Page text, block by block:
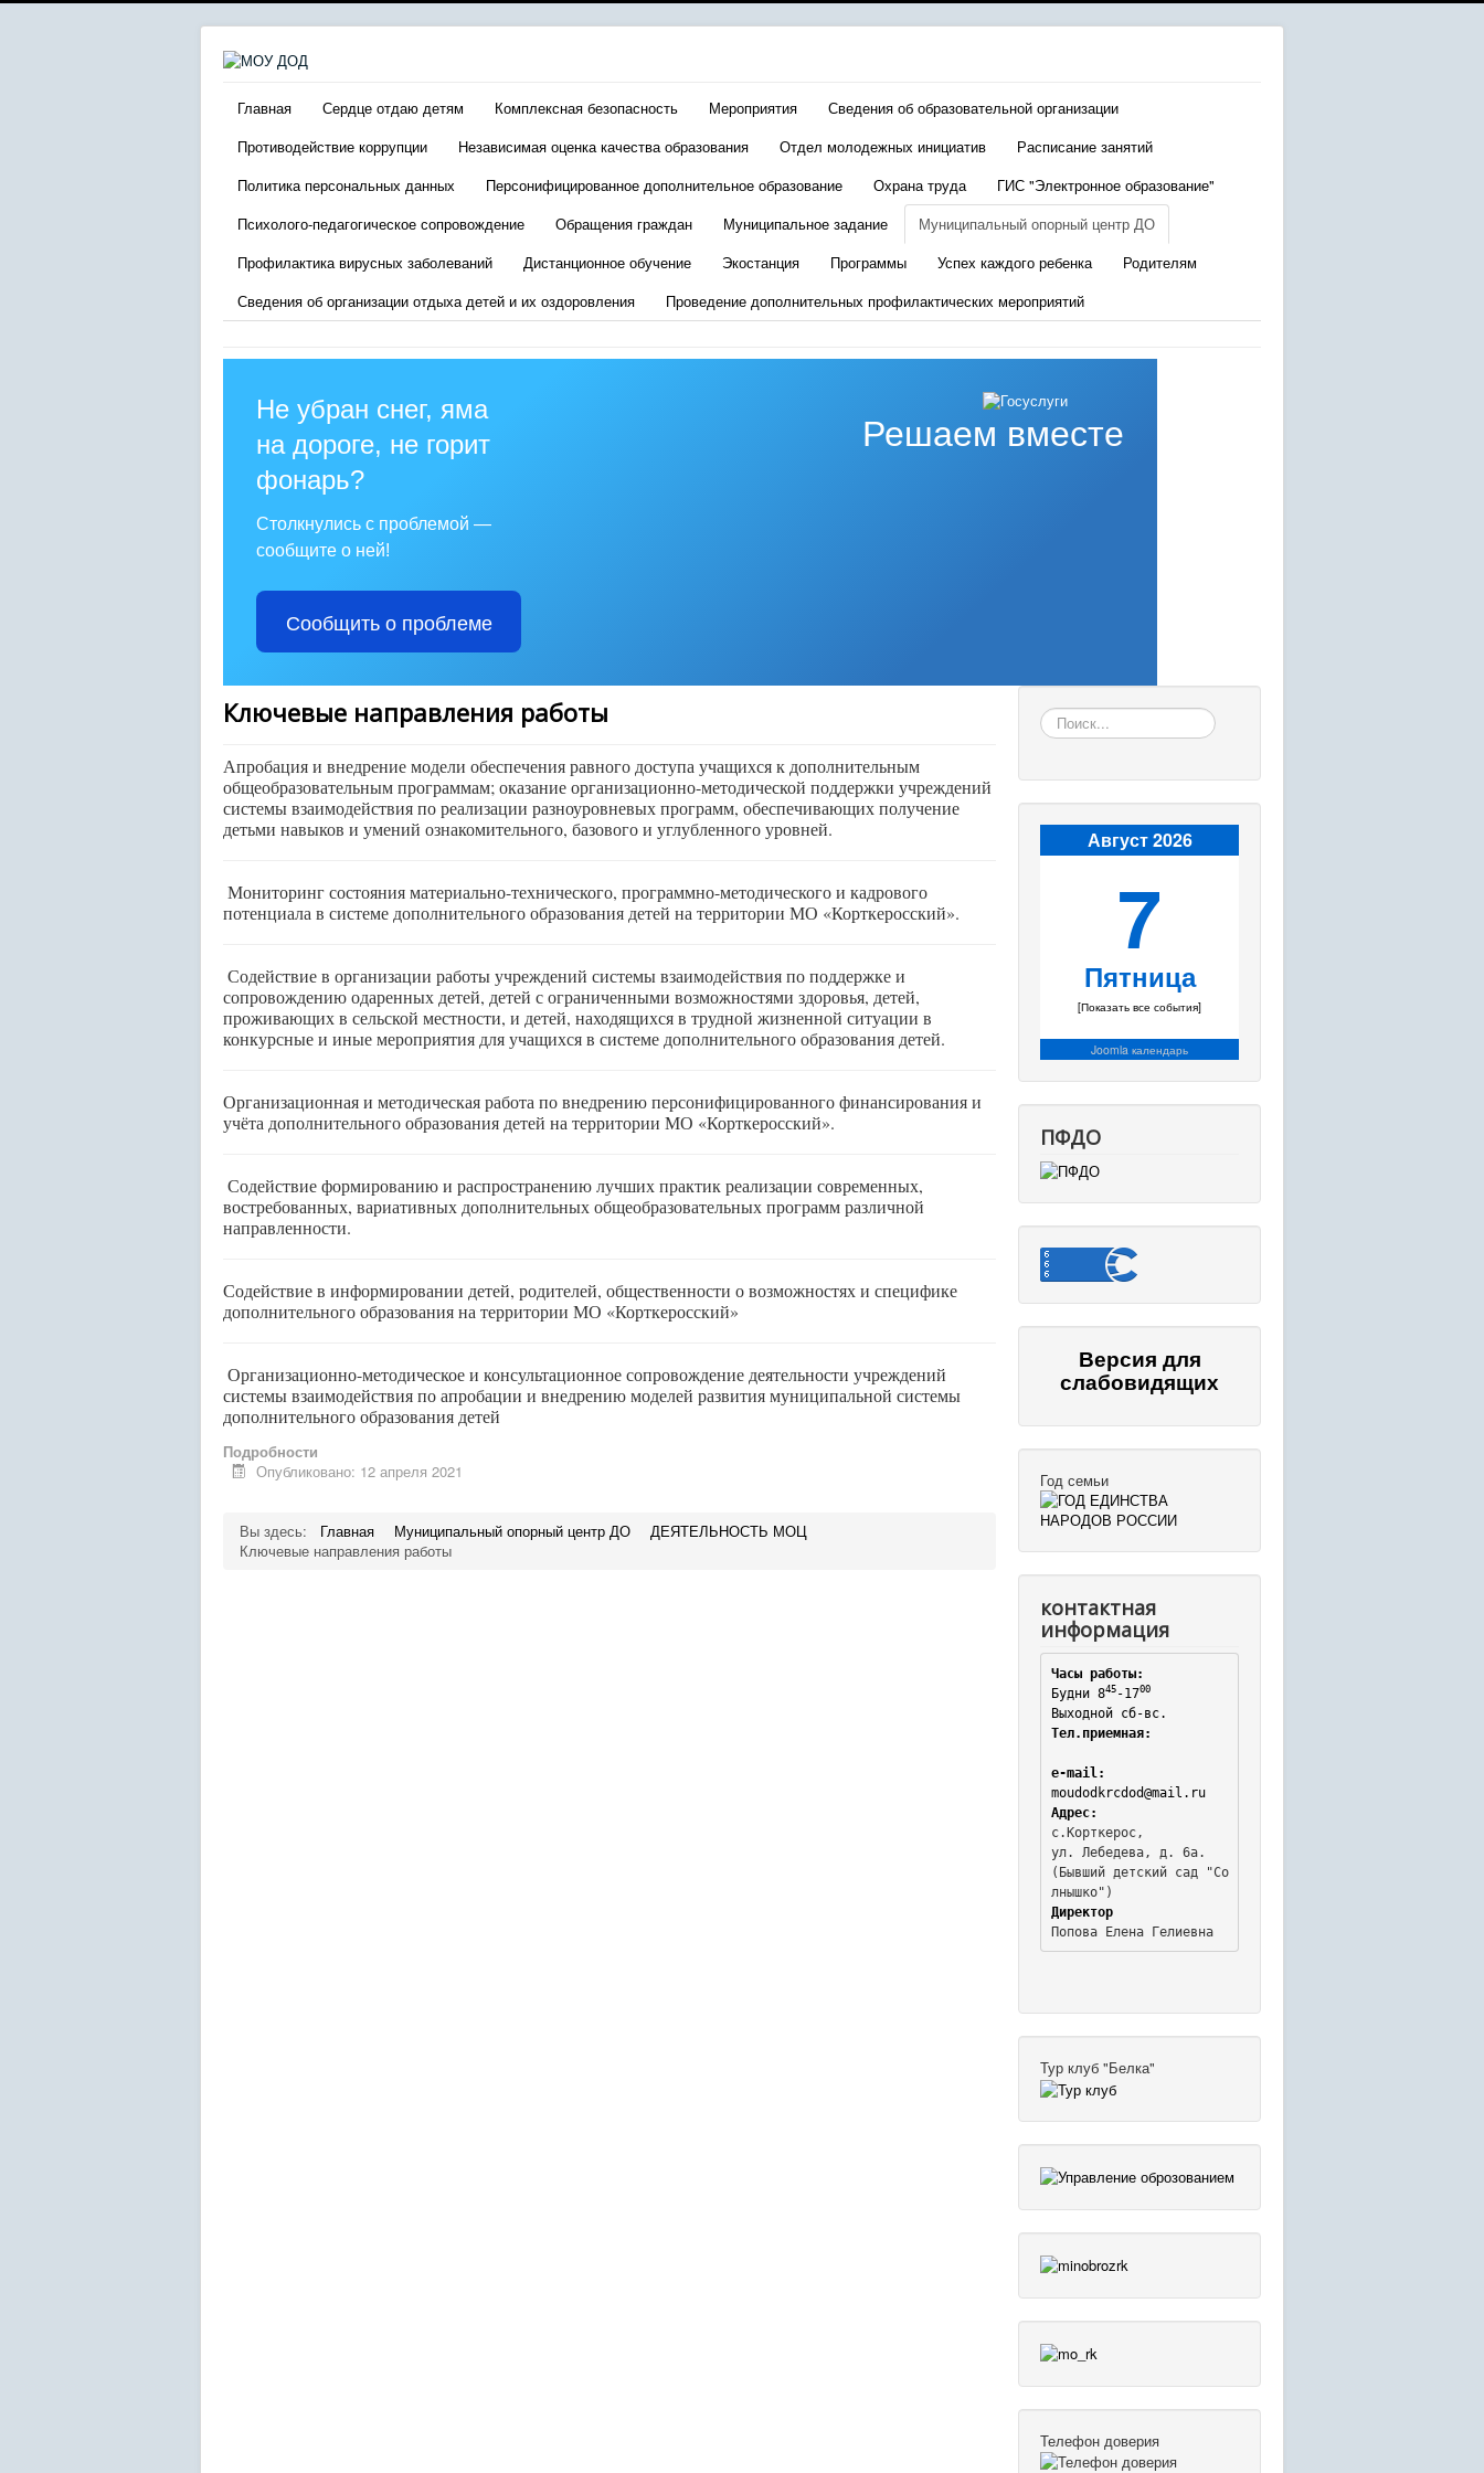
Главная Сердце отдаю детям Комплексная безопасность Мероприятия
Сведения об образовательной организации
Противодействие коррупции
Независимая оценка качества образования Отдел молодежных инициатив
Расписание занятий
Политика персональных данных
Персонифицированное дополнительное образование Охрана труда
ГИС "Электронное образование"
Психолого-педагогическое сопровождение
Обращения граждан Муниципальное задание
Муниципальный опорный центр ДО
Профилактика вирусных заболеваний
Дистанционное обучение Экостанция Программы Успех каждого ребенка
Родителям
Сведения об организации отдыха детей и их оздоровления
Проведение дополнительных профилактических мероприятий
Решаем вместе
Не убран снег, яма
на дороге, не горит
фонарь?
Столкнулись с проблемой —
сообщите о ней!
Сообщить о проблеме
Ключевые направления работы
Апробация и внедрение модели обеспечения равного доступа учащихся к дополнительным
общеобразовательным программам; оказание организационно-методической поддержки учреждений
системы взаимодействия по реализации разноуровневых программ, обеспечивающих получение
детьми навыков и умений ознакомительного, базового и углубленного уровней.
Мониторинг состояния материально-технического, программно-методического и кадрового
потенциала в системе дополнительного образования детей на территории МО «Корткеросский».
Содействие в организации работы учреждений системы взаимодействия по поддержке и
сопровождению одаренных детей, детей с ограниченными возможностями здоровья, детей,
проживающих в сельской местности, и детей, находящихся в трудной жизненной ситуации в
конкурсные и иные мероприятия для учащихся в системе дополнительного образования детей.
Организационная и методическая работа по внедрению персонифицированного финансирования и
учёта дополнительного образования детей на территории МО «Корткеросский».
Содействие формированию и распространению лучших практик реализации современных,
востребованных, вариативных дополнительных общеобразовательных программ различной
направленности.
Содействие в информировании детей, родителей, общественности о возможностях и специфике
дополнительного образования на территории МО «Корткеросский»
Организационно-методическое и консультационное сопровождение деятельности учреждений
системы взаимодействия по апробации и внедрению моделей развития муниципальной системы
дополнительного образования детей
Подробности
Опубликовано: 12 апреля 2021
Вы здесь: Главная Муниципальный опорный центр ДО
ДЕЯТЕЛЬНОСТЬ МОЦ
Ключевые направления работы
Искать...
Август 2026
7
Пятница
[Показать все события]
Joomla календарь
ПФДО
Версия для
слабовидящих
Год семьи
контактная
информация
Часы работы:
Будни 845-1700
Выходной сб-вс.
Тел.приемная:
e-mail:
moudodkrcdod@mail.ru
Адрес:
с.Корткерос,
ул. Лебедева, д. 6а.
(Бывший детский сад "Со
Директор
Попова Елена Гелиевна
Тур клуб "Белка"
Телефон доверия